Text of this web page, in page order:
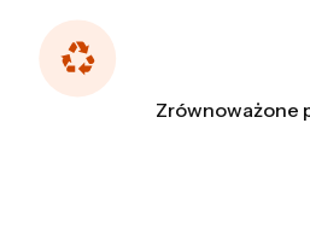
Zrównoważone